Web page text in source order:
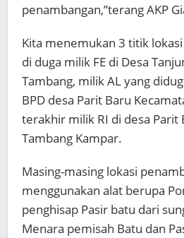
penambangan,”terang AKP
Kita menemukan 3 titik
di duga milik FE di Desa
Tambang, milik AL yang
BPD desa Parit Baru
terakhir milik RI di desa Parit
Tambang Kampar.
Masing-masing lokasi
menggunakan alat berupa
penghisap Pasir batu dari
Menara pemisah Batu dan